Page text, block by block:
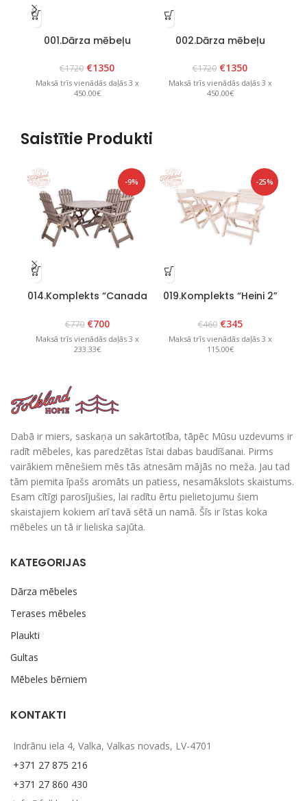
001.Dārza mēbeļu
Balts
€1720 €1350
Maksā trīs vienādās daļās 3 x
450.00€
002.Dārza mēbeļu
Grafīts
€1720 €1350
Maksā trīs vienādās daļās 3 x
450.00€
Saistītie Produkti
-9%
014.Komplekts “Canada
€770 €700
Maksā trīs vienādās daļās 3 x
233.33€
-25%
019.Komplekts “Heini 2”
€460 €345
Maksā trīs vienādās daļās 3 x
115.00€
Dabā ir miers, saskaņa un sakārtotība, tāpēc Mūsu uzdevums ir
radīt mēbeles, kas paredzētas īstai dabas baudīšanai. Pirms
vairākiem mēnešiem mēs tās atnesām mājās no meža. Jau tad
tām piemita īpašs aromāts un patiess, nesamākslots skaistums.
Esam cītīgi parosījušies, lai radītu ērtu pielietojumu šiem
skaistajiem kokiem arī tavā sētā un namā. Šīs ir īstas koka
mēbeles un tā ir lieliska sajūta.
KATEGORIJAS
Dārza mēbeles
Terases mēbeles
Plaukti
Gultas
Mēbeles bērniem
KONTAKTI
Indrānu iela 4, Valka, Valkas novads, LV-4701
+371 27 875 216
+371 27 860 430